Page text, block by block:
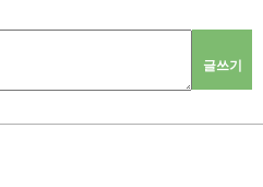
글쓰기